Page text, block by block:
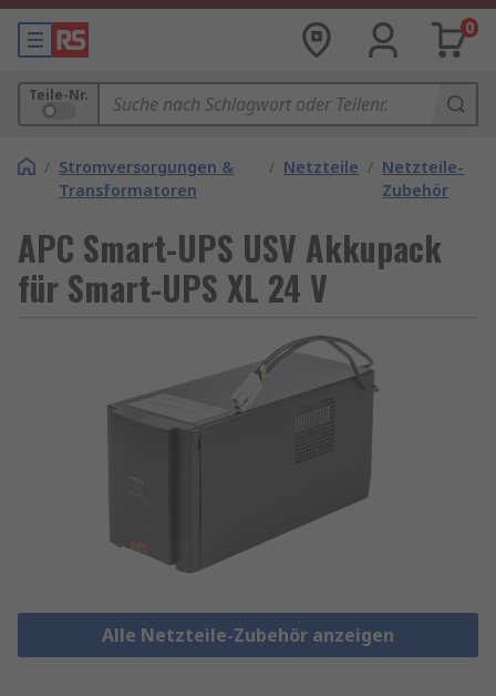
0
Teile-Nr.
/ Stromversorgungen &
Transformatoren
/ Netzteile / Netzteile-
Zubehör
APC Smart-UPS USV Akkupack
für Smart-UPS XL 24 V
Alle Netzteile-Zubehör anzeigen